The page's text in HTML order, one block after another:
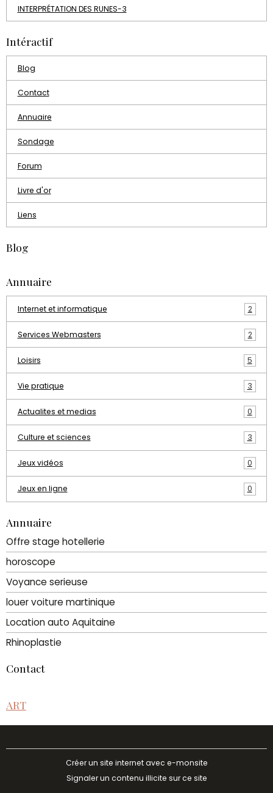
INTERPRÉTATION DES RUNES-3
Intéractif
Blog
Contact
Annuaire
Sondage
Forum
Livre d'or
Liens
Blog
Annuaire
Internet et informatique 2
Services Webmasters 2
Loisirs 5
Vie pratique 3
Actualites et medias 0
Culture et sciences 3
Jeux vidéos 0
Jeux en ligne 0
Annuaire
Offre stage hotellerie
horoscope
Voyance serieuse
louer voiture martinique
Location auto Aquitaine
Rhinoplastie
Contact
ART
Créer un site internet avec e-monsite
Signaler un contenu illicite sur ce site